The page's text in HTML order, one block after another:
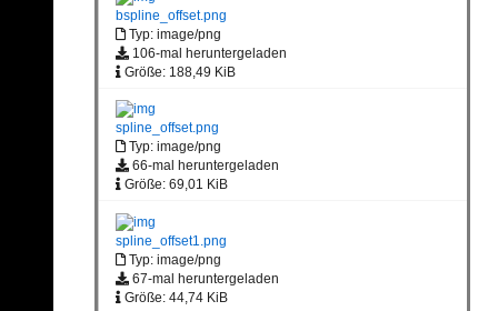
bspline_offset.png
Typ: image/png
106-mal heruntergeladen
Größe: 188,49 KiB
spline_offset.png
Typ: image/png
66-mal heruntergeladen
Größe: 69,01 KiB
spline_offset1.png
Typ: image/png
67-mal heruntergeladen
Größe: 44,74 KiB